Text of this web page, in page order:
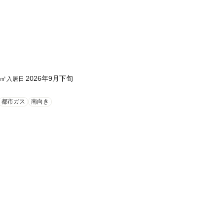
㎡ 入居日 2026年9月下旬
都市ガス 南向き